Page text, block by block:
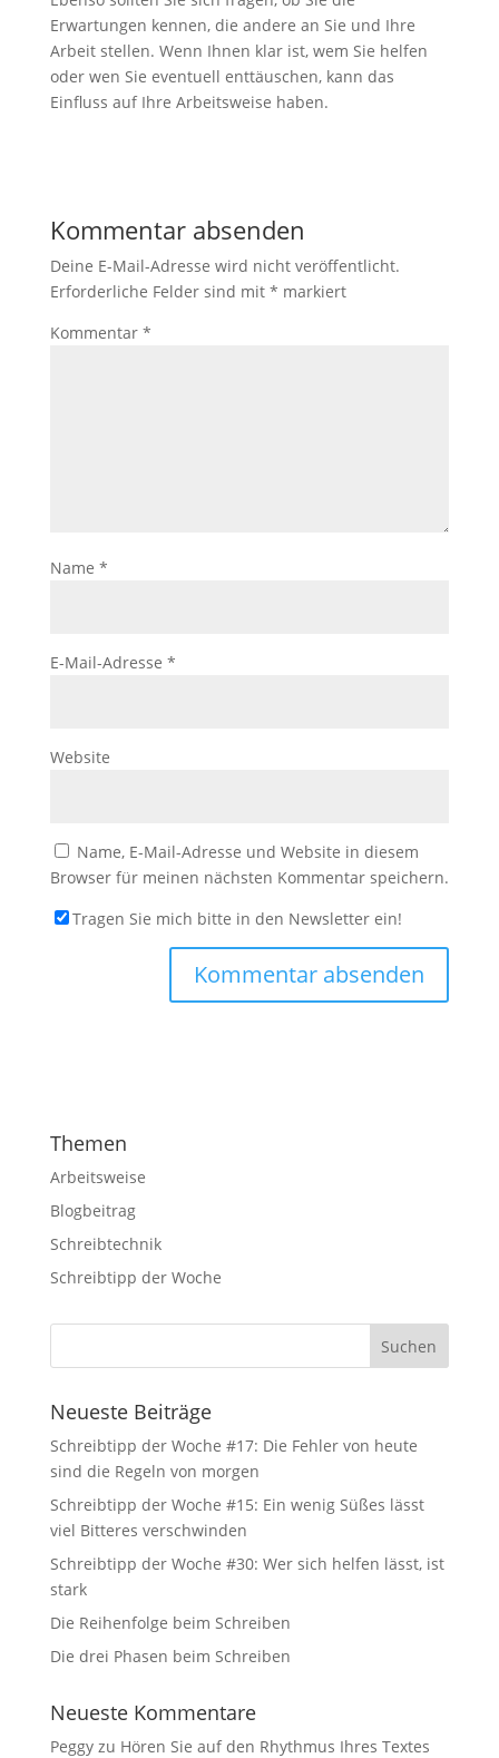
Erwartungen kennen, die andere an Sie und Ihre
Arbeit stellen. Wenn Ihnen klar ist, wem Sie helfen
oder wen Sie eventuell enttäuschen, kann das
Einfluss auf Ihre Arbeitsweise haben.
Kommentar absenden
Deine E-Mail-Adresse wird nicht veröffentlicht.
Erforderliche Felder sind mit * markiert
Kommentar *
Name *
E-Mail-Adresse *
Website
Name, E-Mail-Adresse und Website in diesem
Browser für meinen nächsten Kommentar speichern.
Tragen Sie mich bitte in den Newsletter ein!
Themen
Arbeitsweise
Blogbeitrag
Schreibtechnik
Schreibtipp der Woche
Neueste Beiträge
Schreibtipp der Woche #17: Die Fehler von heute
sind die Regeln von morgen
Schreibtipp der Woche #15: Ein wenig Süßes lässt
viel Bitteres verschwinden
Schreibtipp der Woche #30: Wer sich helfen lässt, ist
stark
Die Reihenfolge beim Schreiben
Die drei Phasen beim Schreiben
Neueste Kommentare
Peggyzu Hören Sie auf den Rhythmus Ihres Textes